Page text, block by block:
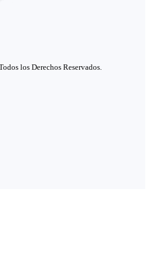
los Derechos Reservados.